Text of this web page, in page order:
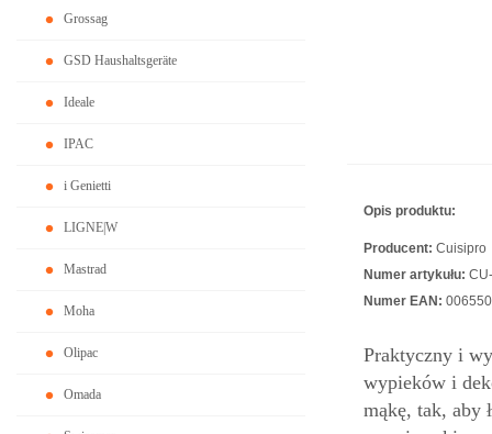
Grossag
GSD Haushaltsgeräte
Ideale
IPAC
i Genietti
LIGNE|W
Mastrad
Moha
Olipac
Omada
Opis produktu:
Producent: Cuisipro
Numer artykułu:
Numer EAN:
Praktyczny i
wypieków i
mąkę, tak, aby